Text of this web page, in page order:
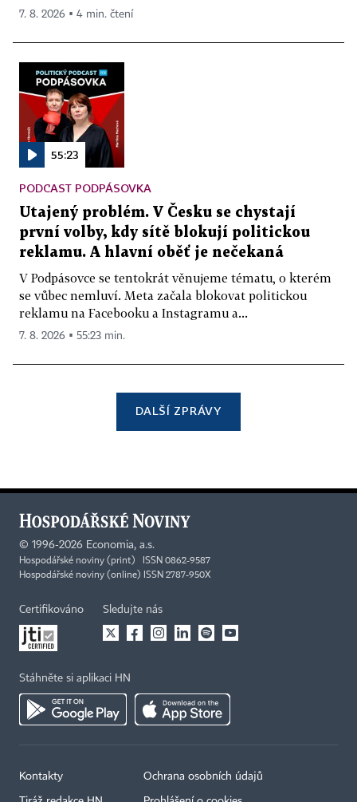
7. 8. 2026 ▪ 4 min. čtení
55:23
PODCAST PODPÁSOVKA
Utajený problém. V Česku se chystají
první volby, kdy sítě blokují politickou
reklamu. A hlavní oběť je nečekaná
V Podpásovce se tentokrát věnujeme tématu, o kterém
se vůbec nemluví. Meta začala blokovat politickou
reklamu na Facebooku a Instagramu a...
7. 8. 2026 ▪ 55:23 min.
DALŠÍ ZPRÁVY
© 1996-2026 Economia, a.s.
Hospodářské noviny (print) ISSN 0862-9587
Hospodářské noviny (online) ISSN 2787-950X
Certifikováno Sledujte nás
Stáhněte si aplikaci HN
Kontakty Ochrana osobních údajů